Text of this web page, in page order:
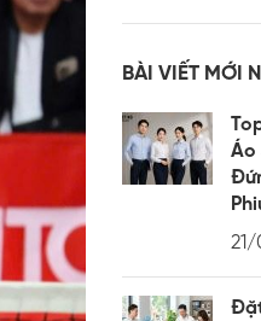
BÀI VIẾT MỚI
Áo